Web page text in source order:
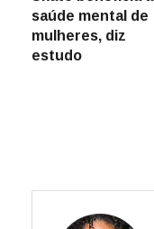
Post
saúde mental de
mulheres, diz
estudo